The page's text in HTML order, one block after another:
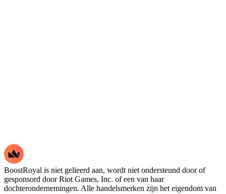
BoostRoyal is niet gelieerd aan, wordt niet ondersteund door of
gesponsord door Riot Games, Inc. of een van haar
dochterondernemingen. Alle handelsmerken zijn het eigendom van